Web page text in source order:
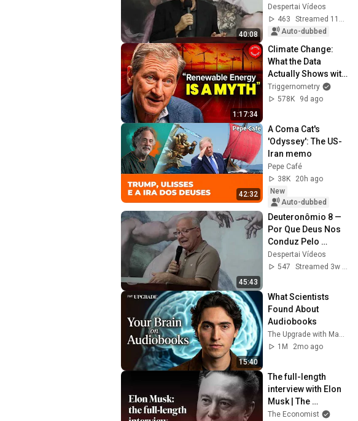
40:08
Matthew 10:9-16
Despertai Vídeos
463
Streamed 11d ago
Auto-dubbed
1:17:34
Climate Change:
What the Data
Actually Shows with
Geologist Scott
Tinker
Triggernometry
578K
9d ago
42:32
A Coma Cat's
'Odyssey': The US-
Iran memo
Pepe Café
38K
20h ago
New
Auto-dubbed
45:43
Deuteronômio 8 —
Por Que Deus Nos
Conduz Pelo
Deserto?
Despertai Vídeos
547
Streamed 3w ago
15:40
What Scientists
Found About
Audiobooks
The Upgrade with Makai Elías Calles
1M
2mo ago
The full-length
interview with Elon
Musk | The
Economist
The Economist